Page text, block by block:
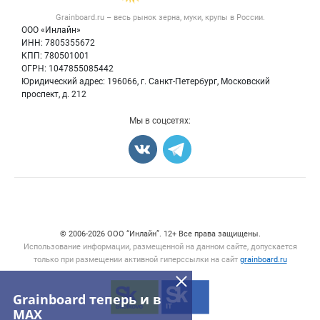
Grainboard теперь и в
MAX
Grainboard.ru – весь рынок зерна, муки, крупы в России.
ООО «Инлайн»
ИНН: 7805355672
КПП: 780501001
ОГРН: 1047855085442
Юридический адрес: 196066, г. Санкт-Петербург, Московский
проспект, д. 212
Политика обработки персональных данных
Мука
Мы в соцсетях:
© 2006‑2026 ООО “Инлайн”. 12+ Все права защищены.
Использование информации, размещенной на данном сайте, допускается
только при размещении активной гиперссылки на сайт grainboard.ru